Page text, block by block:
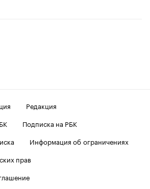
Редакция
Подписка на РБК
Информация об ограничениях
прав